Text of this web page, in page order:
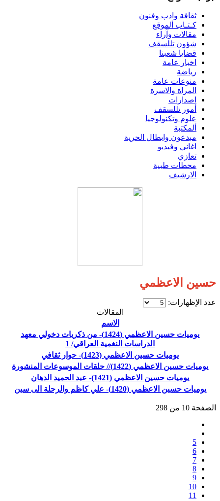
ثقافة وادب وفنون
كـتـاب ألموقع
مقالات وآراء
شؤون تللسقف
قضايا شعبنا
اخبار عامة
رياضة
منوعات عامة
المراة والاسرة
اصدارات
أمور تللسقف
علوم وتكنولوجيا
ألمكتبة
مبدعون وابطال الحرية
اغاني وفيديو
تعازي
محطات طبية
الارشيف
حسين الاعظمي
عدد الإظهارات:
المقالات
الاسم
يوميات حسين الاعظمي (1424)- من ذكريات دخولي معهد
الدراسات النغمية العراقي/ 1
يوميات حسين الاعظمي (1423)- حوار ثقافي
يوميات حسين الاعظمي (1422)// حلقات الموسوعات المنشورة
يوميات حسين الاعظمي (1421)- عبد الحميد الدهان
يوميات حسين الاعظمي (1420)- علي كاظم والرحلة الى سين
الصفحة 10 من 298
5
6
7
8
9
10
11